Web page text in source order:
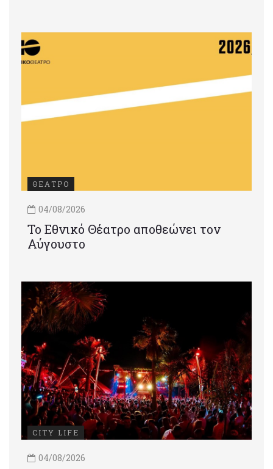
ΘΕΑΤΡΟ
04/08/2026
Το Εθνικό Θέατρο αποθεώνει τον
Αύγουστο
CITY LIFE
04/08/2026